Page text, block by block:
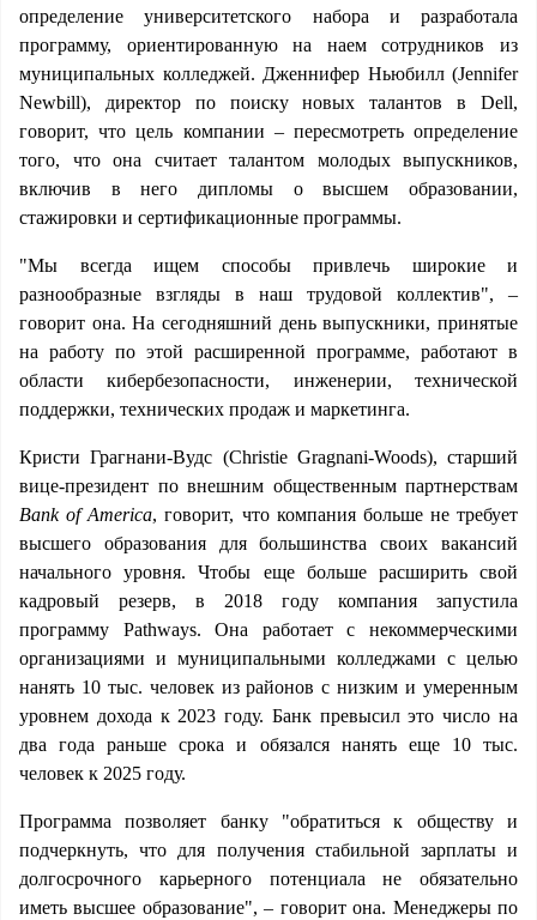
определение университетского набора и разработала
программу, ориентированную на наем сотрудников из
муниципальных колледжей. Дженнифер Ньюбилл (Jennifer
Newbill), директор по поиску новых талантов в Dell,
говорит, что цель компании – пересмотреть определение
того, что она считает талантом молодых выпускников,
включив в него дипломы о высшем образовании,
стажировки и сертификационные программы.
"Мы всегда ищем способы привлечь широкие и
разнообразные взгляды в наш трудовой коллектив", –
говорит она. На сегодняшний день выпускники, принятые
на работу по этой расширенной программе, работают в
области кибербезопасности, инженерии, технической
поддержки, технических продаж и маркетинга.
Кристи Грагнани-Вудс (Christie Gragnani-Woods), старший
вице-президент по внешним общественным партнерствам
Bank of America, говорит, что компания больше не требует
высшего образования для большинства своих вакансий
начального уровня. Чтобы еще больше расширить свой
кадровый резерв, в 2018 году компания запустила
программу Pathways. Она работает с некоммерческими
организациями и муниципальными колледжами с целью
нанять 10 тыс. человек из районов с низким и умеренным
уровнем дохода к 2023 году. Банк превысил это число на
два года раньше срока и обязался нанять еще 10 тыс.
человек к 2025 году.
Программа позволяет банку "обратиться к обществу и
подчеркнуть, что для получения стабильной зарплаты и
долгосрочного карьерного потенциала не обязательно
иметь высшее образование", – говорит она. Менеджеры по